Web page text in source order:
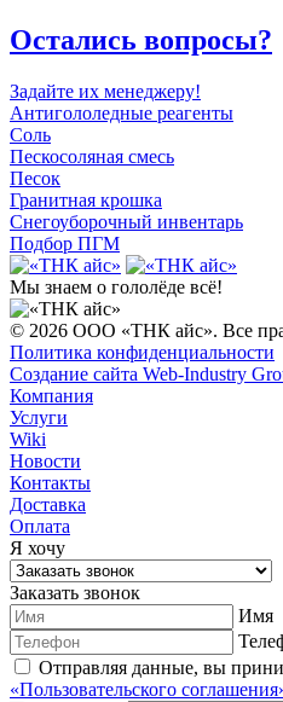
Остались вопросы?
Задайте их менеджеру!
Антигололедные реагенты
Соль
Пескосоляная смесь
Песок
Гранитная крошка
Cнегоуборочный инвентарь
Подбор ПГМ
Мы знаем о гололёде всё!
© 2026 ООО «ТНК айс». Все
Политика конфиденциальности
Cоздание сайта Web-Industry
Компания
Услуги
Wiki
Новости
Контакты
Доставка
Оплата
Я хочу
Заказать звонок
Имя
Отправляя данные, вы
«Пользовательского